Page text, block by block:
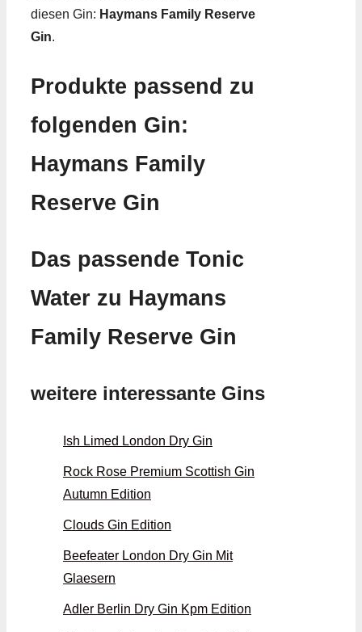
diesen Gin: Haymans Family Reserve
Gin.
Produkte passend zu
folgenden Gin:
Haymans Family
Reserve Gin
Das passende Tonic
Water zu Haymans
Family Reserve Gin
weitere interessante Gins
Ish Limed London Dry Gin
Rock Rose Premium Scottish Gin
Autumn Edition
Clouds Gin Edition
Beefeater London Dry Gin Mit
Glaesern
Adler Berlin Dry Gin Kpm Edition